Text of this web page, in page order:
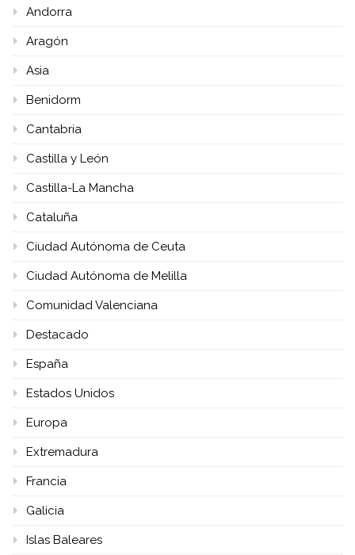
Andorra
Aragón
Asia
Benidorm
Cantabria
Castilla y León
Castilla-La Mancha
Cataluña
Ciudad Autónoma de Ceuta
Ciudad Autónoma de Melilla
Comunidad Valenciana
Destacado
España
Estados Unidos
Europa
Extremadura
Francia
Galicia
Islas Baleares